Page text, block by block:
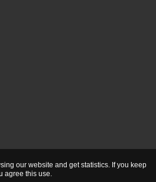
our website and get statistics. If you keep
agree this use.